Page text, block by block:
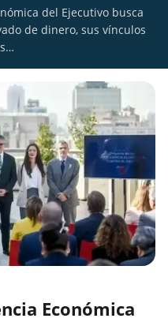
del Ejecutivo busca
de dinero, sus vínculos
Económica